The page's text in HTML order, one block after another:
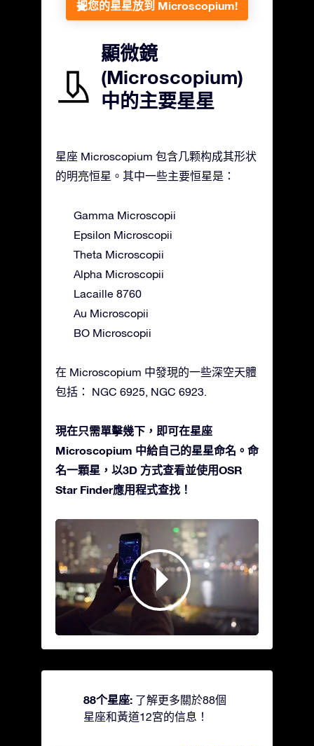
把您的星星放到 Microscopium!
顯微鏡
(Microscopium)
中的主要星星
星座 Microscopium 包含几颗构成其形状
的明亮恒星。其中一些主要恒星是：
Gamma Microscopii
Epsilon Microscopii
Theta Microscopii
Alpha Microscopii
Lacaille 8760
Au Microscopii
BO Microscopii
在 Microscopium 中發現的一些深空天體
包括： NGC 6925, NGC 6923.
現在只需單擊幾下，即可在星座
Microscopium 中給自己的星星命名。命
名一顆星，以3D 方式查看並使用OSR
Star Finder應用程式查找！
88个星座: 了解更多關於88個
星座和黃道12宮的信息！